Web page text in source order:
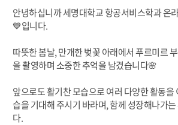
안녕하십니까 세명대학교 항공서비스학과 온
💙입니다.
따뜻한 봄날, 만개한 벚꽃 아래에서 푸르미르
을 촬영하며 소중한 추억을 남겼습니다🌸
앞으로도 활기찬 모습으로 여러 다양한 활동을
습을 기대해 주시기 바라며, 함께 성장해나가
다.